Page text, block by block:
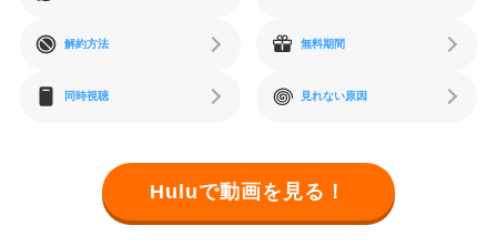
解約方法 無料期間
同時視聴 見れない原因
Huluで動画を見る！